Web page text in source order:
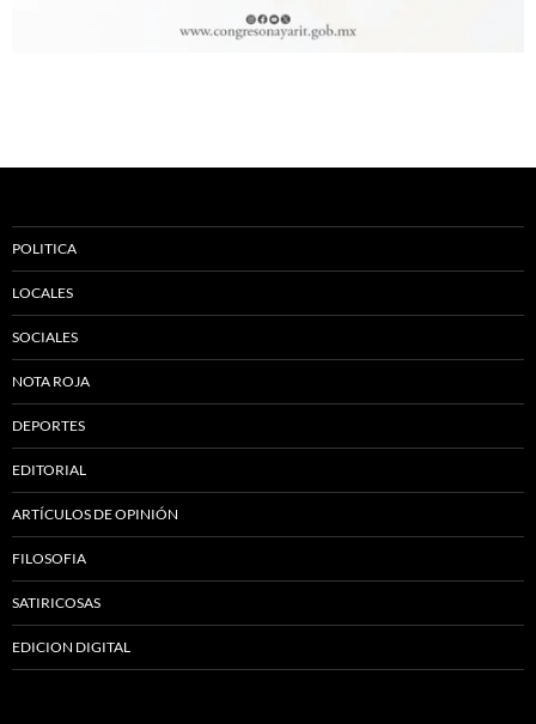
POLITICA
LOCALES
SOCIALES
NOTA ROJA
DEPORTES
EDITORIAL
ARTÍCULOS DE OPINIÓN
FILOSOFIA
SATIRICOSAS
EDICION DIGITAL